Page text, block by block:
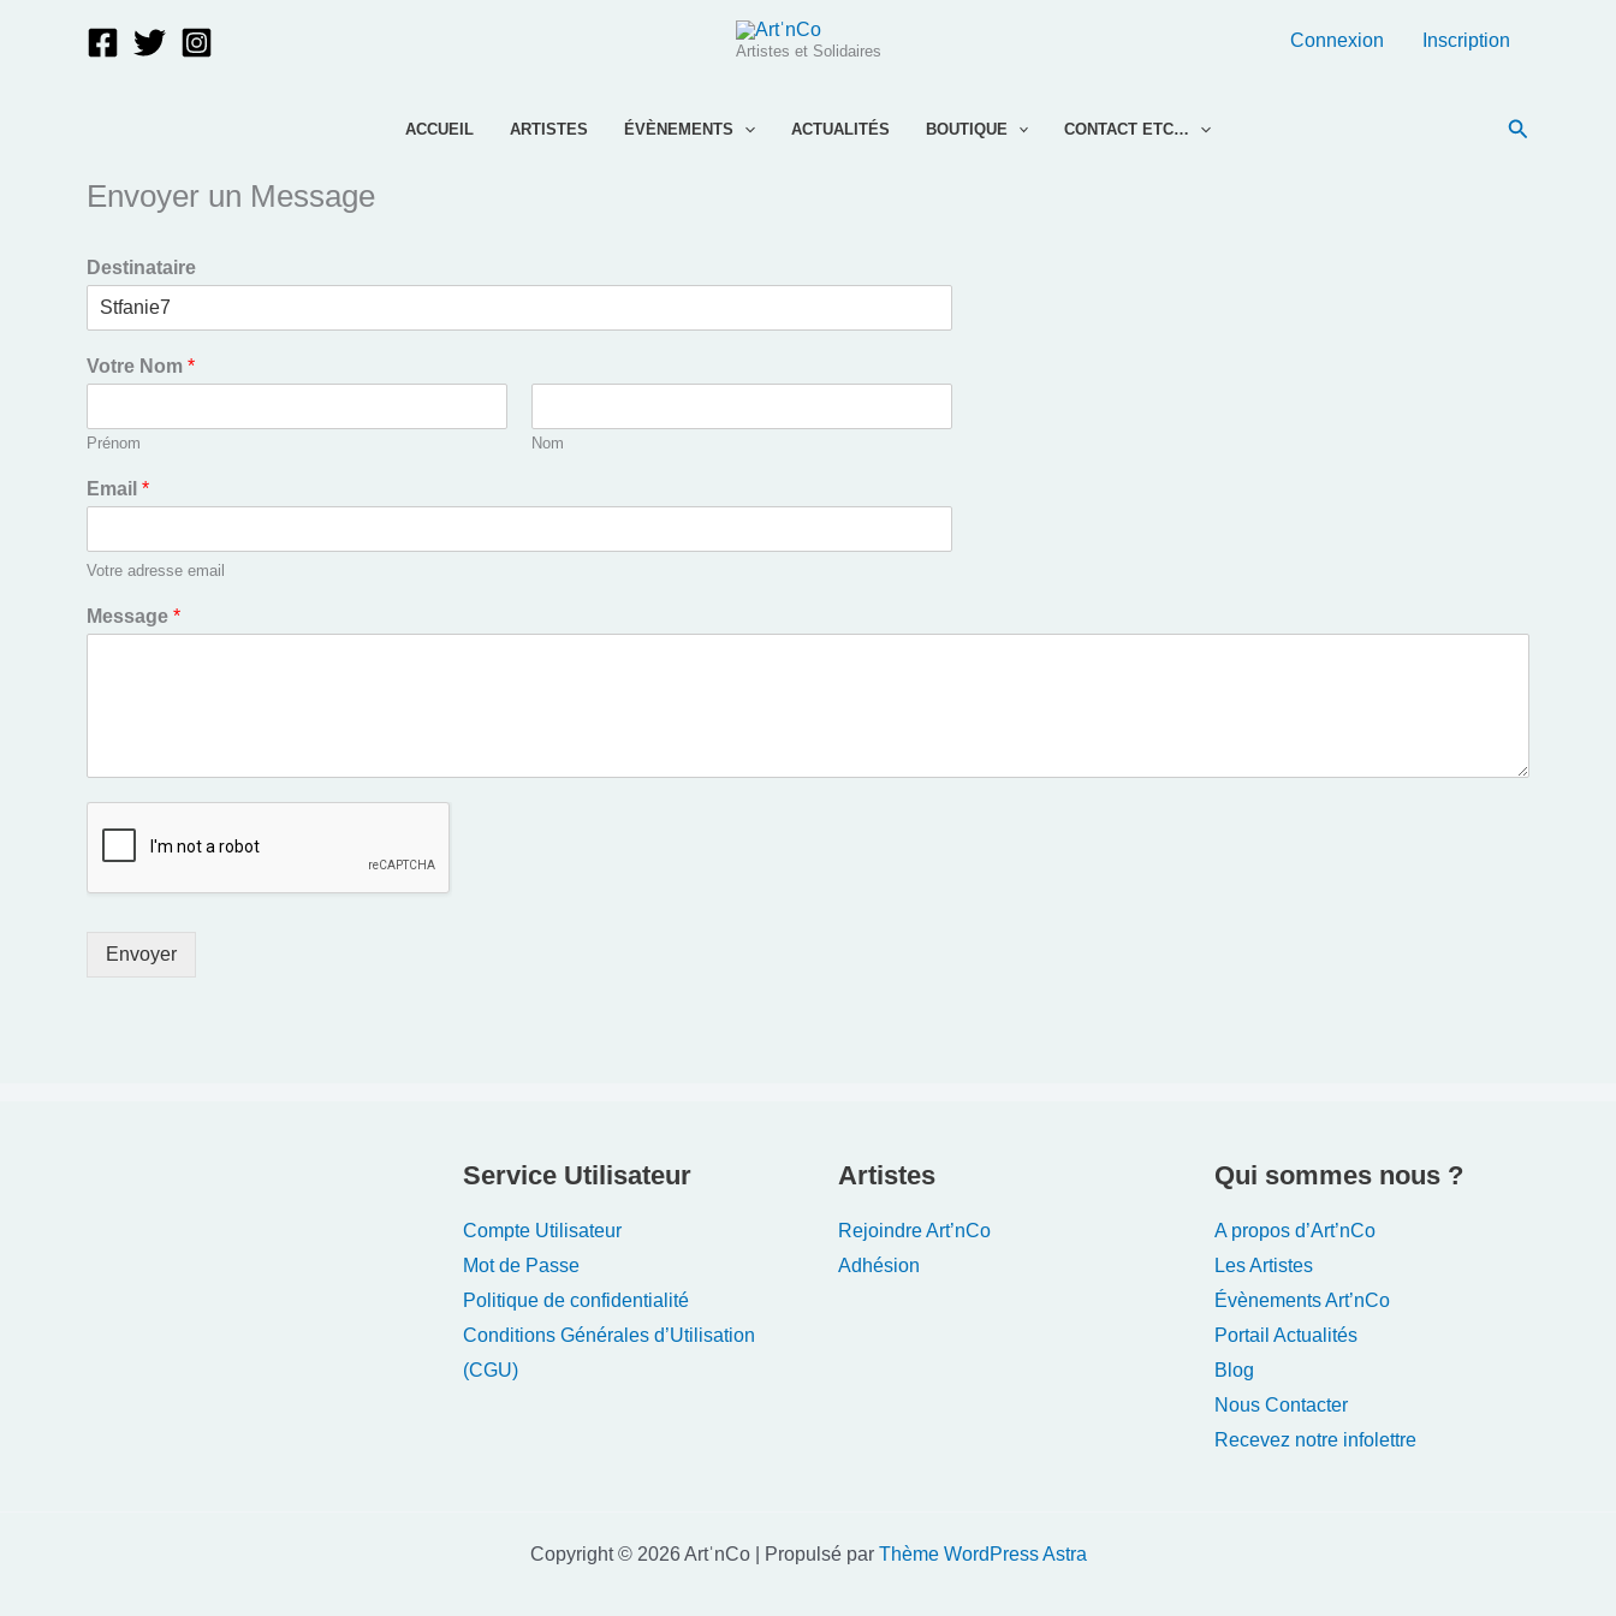
Artistes et Solidaires
Connexion Inscription
ACCUEIL ARTISTES ÉVÈNEMENTS ACTUALITÉS BOUTIQUE CONTACT ETC…
Envoyer un Message
Destinataire
Votre Nom *
Prénom Nom
Email *
Votre adresse email
Message *
Envoyer
Service Utilisateur
Compte Utilisateur
Mot de Passe
Politique de confidentialité
Conditions Générales d’Utilisation
(CGU)
Artistes
Rejoindre Art’nCo
Adhésion
Qui sommes nous ?
A propos d’Art’nCo
Les Artistes
Évènements Art’nCo
Portail Actualités
Blog
Nous Contacter
Recevez notre infolettre
Copyright © 2026 ArtˈnCo | Propulsé par Thème WordPress Astra